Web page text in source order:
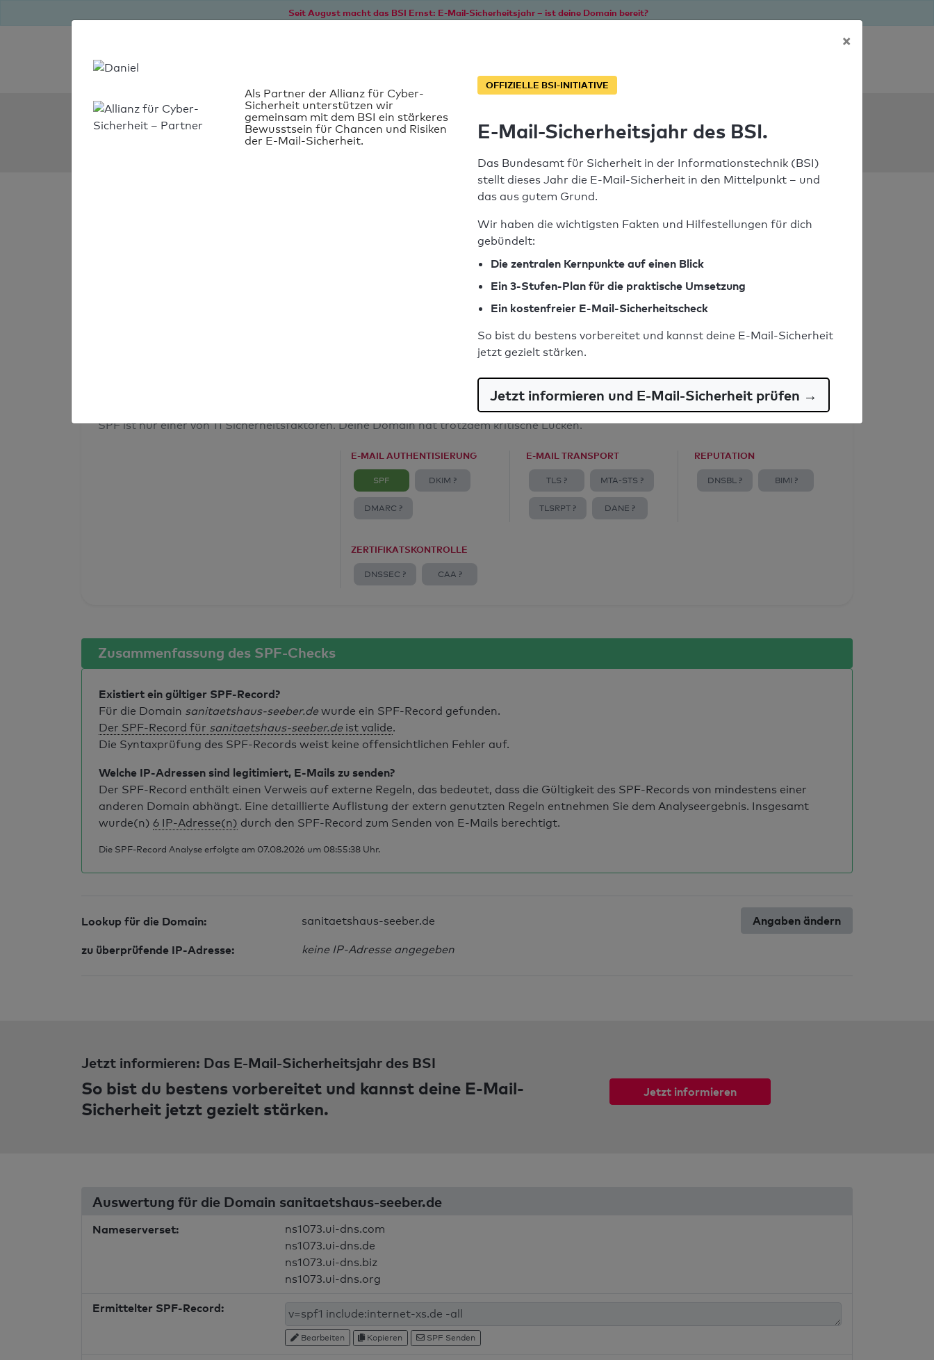
Seit August macht das BSI Ernst: E-Mail-Sicherheitsjahr – ist deine Domain bereit?
SPF Check:
sanitaetshaus-seeber.de
Syntaxprüfung: 0 Fehler
SPF ist nur einer von 11 Sicherheitsfaktoren. Deine Domain hat trotzdem kritische Lücken.
E-MAIL AUTHENTISIERUNG
SPF DKIM ?
DMARC ?
E-MAIL TRANSPORT
TLS ? MTA-STS ?
TLSRPT ? DANE ?
REPUTATION
DNSBL ? BIMI ?
ZERTIFIKATSKONTROLLE
DNSSEC ? CAA ?
Zusammenfassung des SPF-Checks
Existiert ein gültiger SPF-Record?
Für die Domain sanitaetshaus-seeber.de wurde ein SPF-Record gefunden.
Der SPF-Record für sanitaetshaus-seeber.de ist valide.
Die Syntaxprüfung des SPF-Records weist keine offensichtlichen Fehler auf.
Welche IP-Adressen sind legitimiert, E-Mails zu senden?
Der SPF-Record enthält einen Verweis auf externe Regeln, das bedeutet, dass die Gültigkeit des SPF-Records von mindestens einer
anderen Domain abhängt. Eine detaillierte Auflistung der extern genutzten Regeln entnehmen Sie dem Analyseergebnis. Insgesamt
wurde(n) 6 IP-Adresse(n) durch den SPF-Record zum Senden von E-Mails berechtigt.
Die SPF-Record Analyse erfolgte am 07.08.2026 um 08:55:38 Uhr.
Lookup für die Domain: sanitaetshaus-seeber.de
zu überprüfende IP-Adresse: keine IP-Adresse angegeben
Angaben ändern
×
Als Partner der Allianz für Cyber-
Sicherheit unterstützen wir
gemeinsam mit dem BSI ein stärkeres
Bewusstsein für Chancen und Risiken
der E-Mail-Sicherheit.
OFFIZIELLE BSI-INITIATIVE
E-Mail-Sicherheitsjahr des BSI.
Das Bundesamt für Sicherheit in der Informationstechnik (BSI)
stellt dieses Jahr die E-Mail-Sicherheit in den Mittelpunkt – und
das aus gutem Grund.
Wir haben die wichtigsten Fakten und Hilfestellungen für dich
gebündelt:
Die zentralen Kernpunkte auf einen Blick
Ein 3-Stufen-Plan für die praktische Umsetzung
Ein kostenfreier E-Mail-Sicherheitscheck
So bist du bestens vorbereitet und kannst deine E-Mail-Sicherheit
jetzt gezielt stärken.
Jetzt informieren und E-Mail-Sicherheit prüfen →
Jetzt informieren: Das E-Mail-Sicherheitsjahr des BSI
So bist du bestens vorbereitet und kannst deine E-Mail-
Sicherheit jetzt gezielt stärken.
Jetzt informieren
Auswertung für die Domain sanitaetshaus-seeber.de
Nameserverset:
ns1073.ui-dns.com
ns1073.ui-dns.de
ns1073.ui-dns.biz
ns1073.ui-dns.org
Ermittelter SPF-Record:
Bearbeiten Kopieren SPF Senden